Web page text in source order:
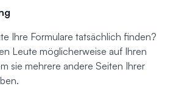
Ihre Formulare tatsächlich finden?
Leute möglicherweise auf Ihren
sie mehrere andere Seiten Ihrer